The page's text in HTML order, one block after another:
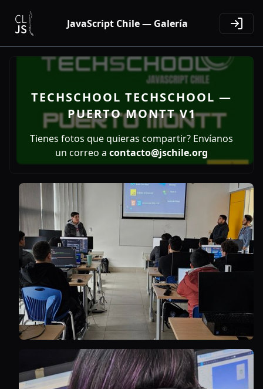
JavaScript Chile — Galería
TECHSCHOOL TECHSCHOOL —
PUERTO MONTT V1
Tienes fotos que quieras compartir? Envíanos
un correo a contacto@jschile.org